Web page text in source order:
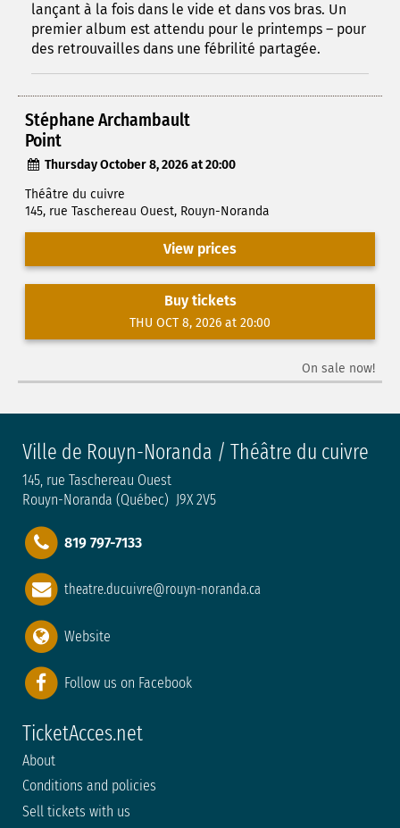
lançant à la fois dans le vide et dans vos bras. Un
premier album est attendu pour le printemps – pour
des retrouvailles dans une fébrilité partagée.
Stéphane Archambault
Point
Thursday October 8, 2026 at 20:00
Théâtre du cuivre
145, rue Taschereau Ouest, Rouyn-Noranda
View prices
Buy tickets
THU OCT 8, 2026 at 20:00
On sale now!
Ville de Rouyn-Noranda / Théâtre du cuivre
145, rue Taschereau Ouest
Rouyn-Noranda (Québec) J9X 2V5
819 797-7133
theatre.ducuivre@rouyn-noranda.ca
Website
Follow us on Facebook
TicketAcces.net
About
Conditions and policies
Sell tickets with us